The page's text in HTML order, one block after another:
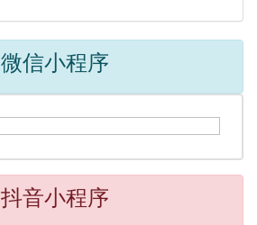
微信小程序
抖音小程序